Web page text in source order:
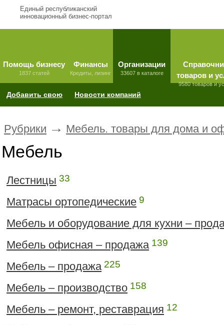
Единый республиканский
инновационный бизнес-портал
Помощь бизнесу
1837 статей
Финансы
Кредиты, лизинг
Организации
33607 в каталоге
товаров и
9580 товаров и
Добавить свою Новости компаний
Рубрики → Мебель. товары для дома и
Мебель
Лестницы 33
Матрасы ортопедические 9
Мебель и оборудование для кухни –
Мебель офисная – продажа 139
Мебель – продажа 225
Мебель – производство 158
Мебель – ремонт, реставрация 12